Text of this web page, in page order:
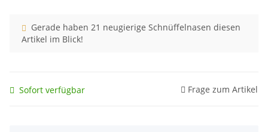
Gerade haben 21 neugierige Schnüffelnasen diesen
Artikel im Blick!
Sofort verfügbar Frage zum Artikel